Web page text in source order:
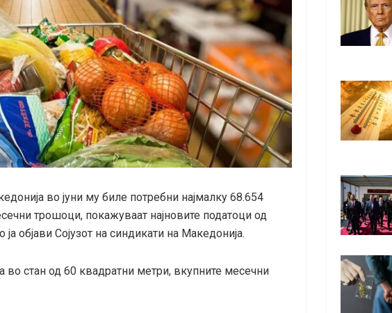
во јуни му биле потребни најмалку 68.654
трошоци, покажуваат најновите податоци од
објави Сојузот на синдикати на Македонија.
во стан од 60 квадратни метри, вкупните месечни